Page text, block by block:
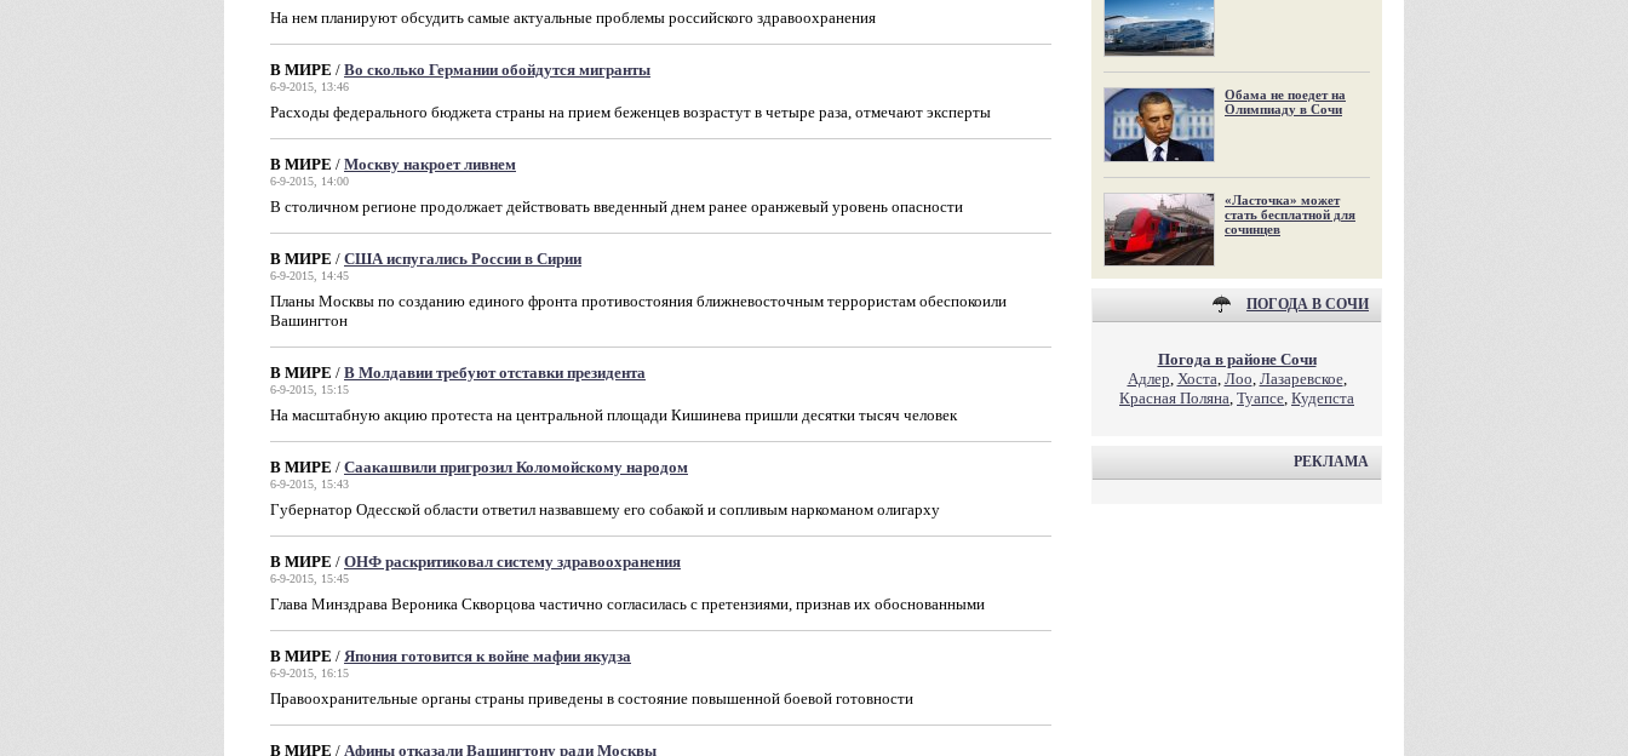
На нем планируют обсудить самые актуальные проблемы российского здравоохранения
В МИРЕ / Во сколько Германии обойдутся мигранты
6-9-2015, 13:46
Расходы федерального бюджета страны на прием беженцев возрастут в четыре раза, отмечают эксперты
В МИРЕ / Москву накроет ливнем
6-9-2015, 14:00
В столичном регионе продолжает действовать введенный днем ранее оранжевый уровень опасности
В МИРЕ / США испугались России в Сирии
6-9-2015, 14:45
Планы Москвы по созданию единого фронта противостояния ближневосточным террористам обеспокоили
Вашингтон
В МИРЕ / В Молдавии требуют отставки президента
6-9-2015, 15:15
На масштабную акцию протеста на центральной площади Кишинева пришли десятки тысяч человек
В МИРЕ / Саакашвили пригрозил Коломойскому народом
6-9-2015, 15:43
Губернатор Одесской области ответил назвавшему его собакой и сопливым наркоманом олигарху
В МИРЕ / ОНФ раскритиковал систему здравоохранения
6-9-2015, 15:45
Глава Минздрава Вероника Скворцова частично согласилась с претензиями, признав их обоснованными
В МИРЕ / Япония готовится к войне мафии якудза
6-9-2015, 16:15
Правоохранительные органы страны приведены в состояние повышенной боевой готовности
В МИРЕ / Афины отказали Вашингтону ради Москвы
Обама не поедет на
Олимпиаду в Сочи
«Ласточка» может
стать бесплатной для
сочинцев
ПОГОДА В СОЧИ
Погода в районе Сочи
Адлер, Хоста, Лоо, Лазаревское,
Красная Поляна, Туапсе, Кудепста
РЕКЛАМА